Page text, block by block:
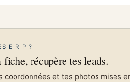
E R P ?
fiche, récupère tes leads.
coordonnées et tes photos mises